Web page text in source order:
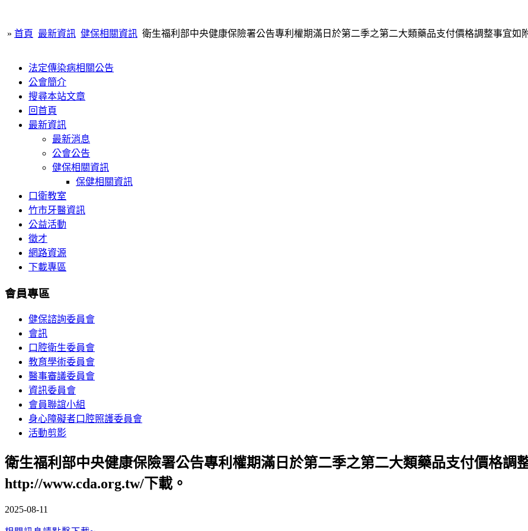
» 首頁 最新資訊 健保相關資訊 衛生福利部中央健康保險署公告專利權期滿日於第二季之第二大類藥品支付價格調整事宜如
法定傳染病相關公告
公會簡介
搜尋本站文章
回首頁
最新資訊
最新消息
公會公告
健保相關資訊
保健相關資訊
口衛教室
竹市牙醫資訊
公益活動
徵才
網路資源
下載專區
會員專區
健保諮詢委員會
會訊
口腔衛生委員會
教育學術委員會
醫事審議委員會
資訊委員會
會員聯誼小組
身心障礙者口腔照護委員會
活動剪影
衛生福利部中央健康保險署公告專利權期滿日於第二季之第二大類藥品支付價格調
http://www.cda.org.tw/下載。
2025-08-11